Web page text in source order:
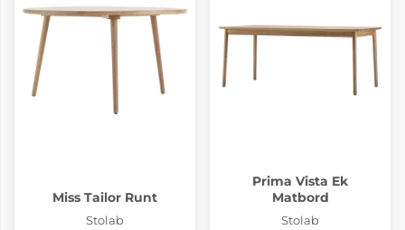
Miss Tailor Runt
Stolab
Prima Vista Ek
Matbord
Stolab